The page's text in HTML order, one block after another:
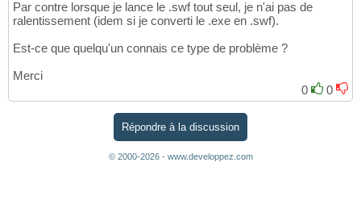
Par contre lorsque je lance le .swf tout seul, je n'ai pas de
ralentissement (idem si je converti le .exe en .swf).
Est-ce que quelqu'un connais ce type de problème ?
Merci
0
0
Répondre à la discussion
© 2000-2026 - www.developpez.com